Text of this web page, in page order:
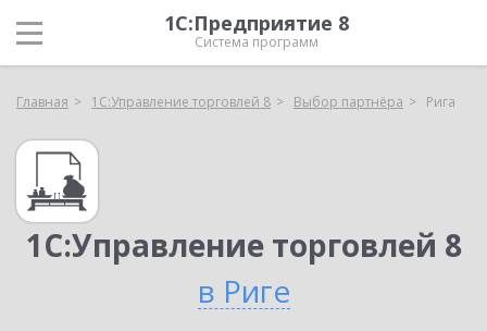
1С:Предприятие 8
Система программ
Главная 1С:Управление торговлей 8 Выбор партнёра Рига
1С:Управление торговлей 8
в Риге